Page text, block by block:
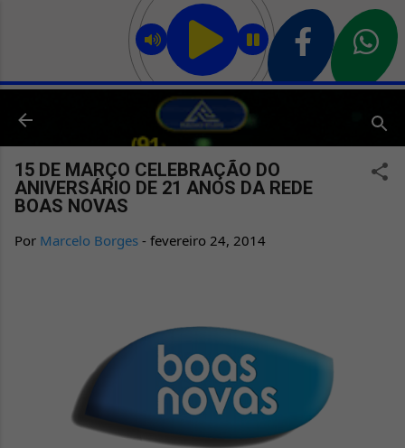
Pular para o conteúdo principal
15 DE MARÇO CELEBRAÇÃO DO
ANIVERSÁRIO DE 21 ANOS DA REDE
BOAS NOVAS
Por Marcelo Borges - fevereiro 24, 2014